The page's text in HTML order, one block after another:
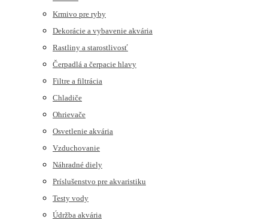
Krmivo pre ryby
Dekorácie a vybavenie akvária
Rastliny a starostlivosť
Čerpadlá a čerpacie hlavy
Filtre a filtrácia
Chladiče
Ohrievače
Osvetlenie akvária
Vzduchovanie
Náhradné diely
Príslušenstvo pre akvaristiku
Testy vody
Údržba akvária